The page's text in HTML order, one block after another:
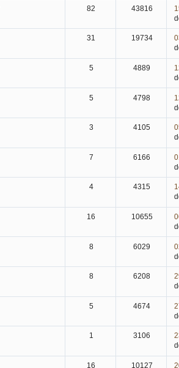
82 43816
31 19734
5 4889
5 4798
3 4105
7 6166
4 4315
16 10655
8 6029
8 6208
5 4674
1 3106
16 10127